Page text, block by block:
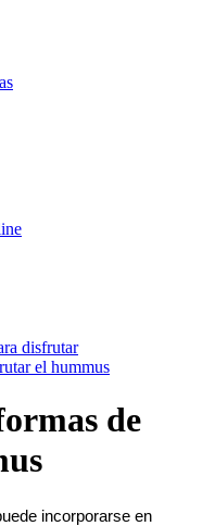
disfrutar
el hummus
de
incorporarse en